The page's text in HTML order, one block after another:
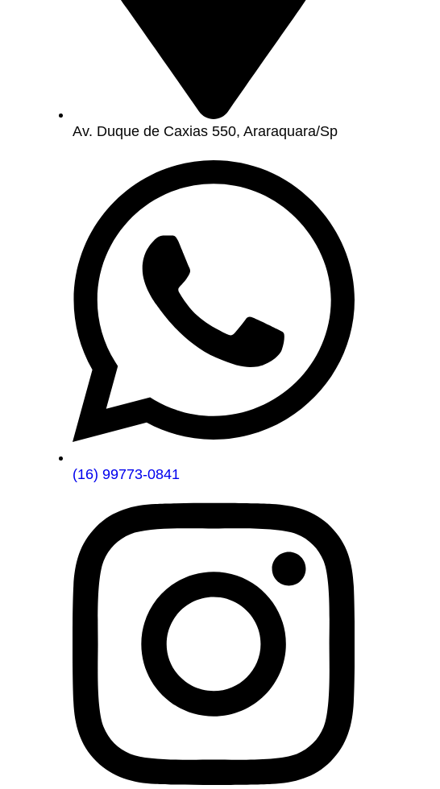
Av. Duque de Caxias 550, Araraquara/Sp
(16) 99773-0841